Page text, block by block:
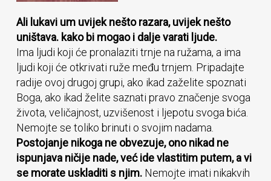
Ali lukavi um uvijek nešto razara, uvijek nešto
uništava. kako bi mogao i dalje varati ljude.
Ima ljudi koji će pronalaziti trnje na ružama, a ima
ljudi koji će otkrivati ruže među trnjem. Pripadajte
radije ovoj drugoj grupi, ako ikad zaželite spoznati
Boga, ako ikad želite saznati pravo značenje svoga
života, veličajnost, uzvišenost i ljepotu svoga bića.
Nemojte se toliko brinuti o svojim nadama.
Postojanje nikoga ne obvezuje, ono nikad ne
ispunjava ničije nade, već ide vlastitim putem, a vi
se morate uskladiti s njim.Nemojte imati nikakvih